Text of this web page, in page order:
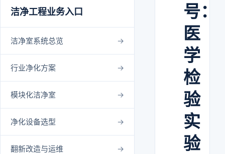
洁净工程业务入口
洁净室系统总览
行业净化方案
模块化洁净室
净化设备选型
翻新改造与运维
号：
医
学
检
验
实
验